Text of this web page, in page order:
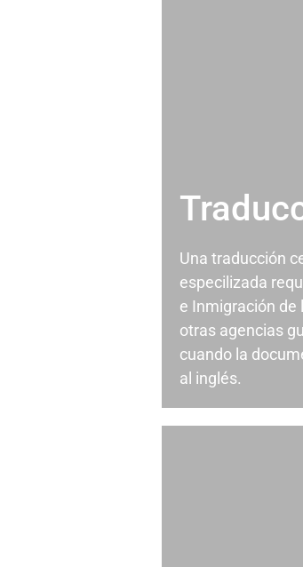
Una traducción
especilizada
e Inmigración de
otras agencias
cuando la
al inglés.